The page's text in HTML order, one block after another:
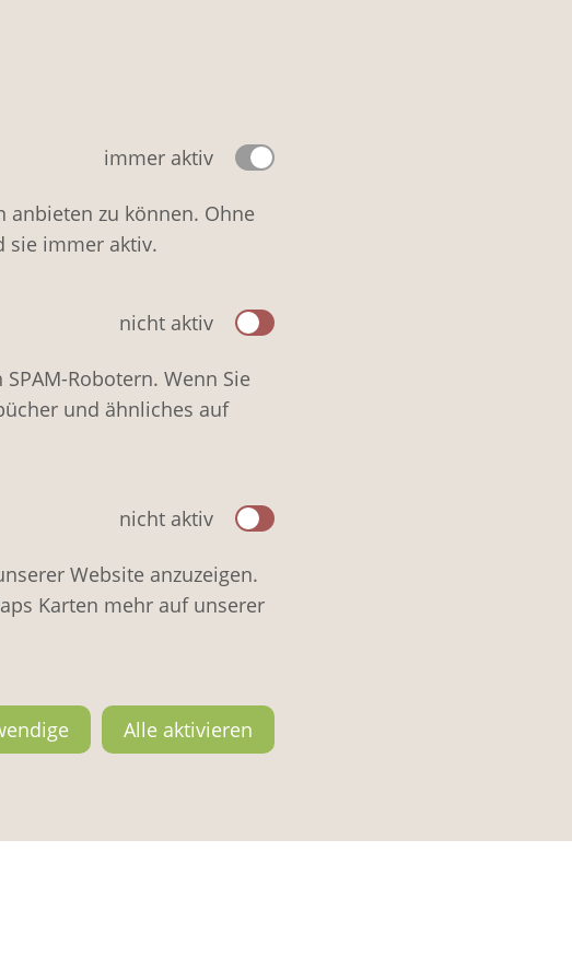
immer aktiv
anbieten zu können. Ohne
sie immer aktiv.
nicht aktiv
Robotern. Wenn Sie
und ähnliches auf
nicht aktiv
Website anzuzeigen.
Karten mehr auf unserer
Alle aktivieren